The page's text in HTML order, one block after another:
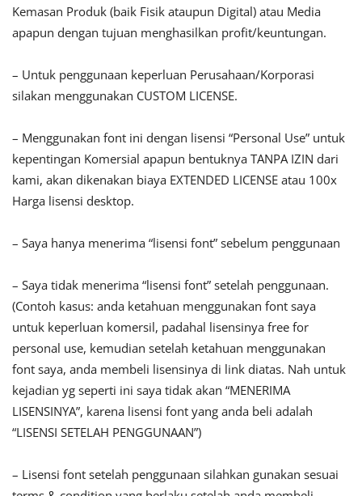
Kemasan Produk (baik Fisik ataupun Digital) atau Media
apapun dengan tujuan menghasilkan profit/keuntungan.
– Untuk penggunaan keperluan Perusahaan/Korporasi
silakan menggunakan CUSTOM LICENSE.
– Menggunakan font ini dengan lisensi “Personal Use” untuk
kepentingan Komersial apapun bentuknya TANPA IZIN dari
kami, akan dikenakan biaya EXTENDED LICENSE atau 100x
Harga lisensi desktop.
– Saya hanya menerima “lisensi font” sebelum penggunaan
– Saya tidak menerima “lisensi font” setelah penggunaan.
(Contoh kasus: anda ketahuan menggunakan font saya
untuk keperluan komersil, padahal lisensinya free for
personal use, kemudian setelah ketahuan menggunakan
font saya, anda membeli lisensinya di link diatas. Nah untuk
kejadian yg seperti ini saya tidak akan “MENERIMA
LISENSINYA”, karena lisensi font yang anda beli adalah
“LISENSI SETELAH PENGGUNAAN”)
– Lisensi font setelah penggunaan silahkan gunakan sesuai